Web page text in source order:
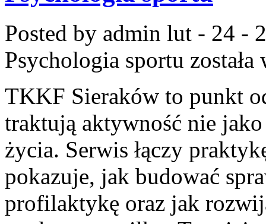
Posted by admin lut - 24 -
Psychologia sportu została
TKKF Sieraków to punkt
traktują aktywność nie
życia. Serwis łączy
pokazuje, jak budować
profilaktykę oraz jak